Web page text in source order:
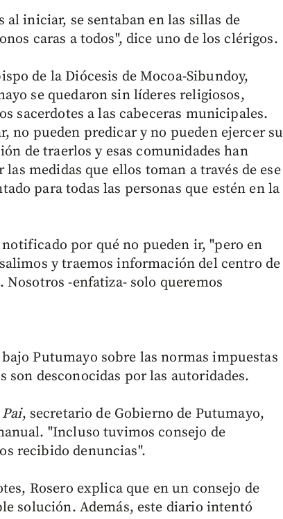
iniciar, se sentaban en las sillas de
caras a todos", dice uno de los clérigos.
de la Diócesis de Mocoa-Sibundoy,
se quedaron sin líderes religiosos,
sacerdotes a las cabeceras municipales.
no pueden predicar y no pueden ejercer su
de traerlos y esas comunidades han
medidas que ellos toman a través de ese
para todas las personas que estén en la
por qué no pueden ir, "pero en
y traemos información del centro de
Nosotros -enfatiza- solo queremos
Putumayo sobre las normas impuestas
son desconocidas por las autoridades.
, secretario de Gobierno de Putumayo,
"Incluso tuvimos consejo de
recibido denuncias".
Rosero explica que en un consejo de
solución. Además, este diario intentó